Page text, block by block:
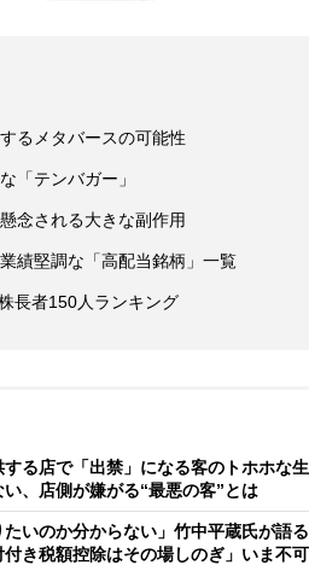
るメタバースの可能性
「テンバガー」
念される大きな副作用
績堅調な「高配当銘柄」一覧
長者150人ランキング
する店で「出禁」になる客のトホホな
い、店側が嫌がる“最悪の客”とは
たいのか分からない」竹中平蔵氏が語
き税額控除はその場しのぎ」いま不